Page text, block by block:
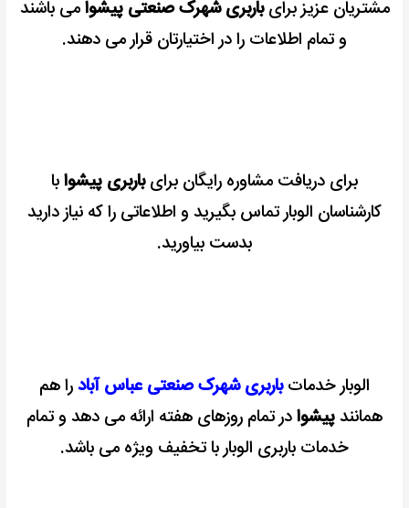
مشتریان عزیز برایباربری شهرک صنعتی پیشوامی باشند
و تمام اطلاعات را در اختیارتان قرار می دهند.
برای دریافت مشاوره رایگان برایباربری پیشوابا
کارشناسان الوبار تماس بگیرید و اطلاعاتی را که نیاز دارید
بدست بیاورید.
الوبار خدماتباربری شهرک صنعتی عباس آبادرا هم
همانندپیشوادر تمام روزهای هفته ارائه می دهد و تمام
خدمات باربری الوبار با تخفیف ویژه می باشد.